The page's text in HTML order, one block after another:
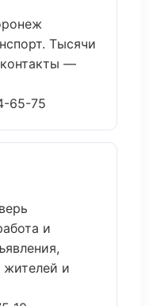
Тысячи
—
65-75
и
и